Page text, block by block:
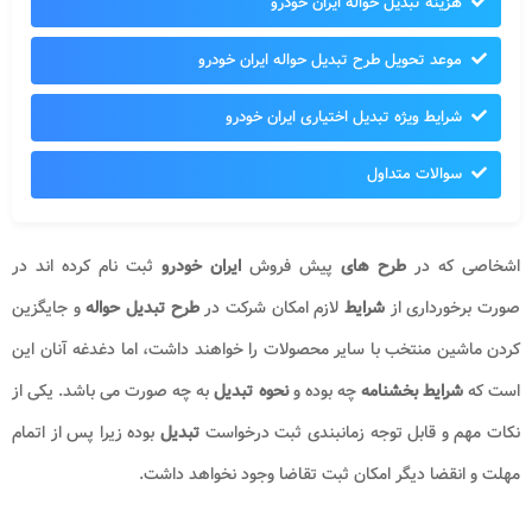
موعد تحویل طرح تبدیل حواله ایران خودرو
شرایط ویژه تبدیل اختیاری ایران خودرو
سوالات متداول
اشخاصی که در طرح های پیش فروش ایران خودرو ثبت نام کرده اند در
صورت برخورداری از شرایط لازم امکان شرکت درطرح تبدیل حوالهو جایگزین
کردن ماشین منتخب با سایر محصولات را خواهند داشت، اما دغدغه آنان این
است کهشرایط بخشنامهچه بوده ونحوه تبدیلبه چه صورت می باشد. یکی از
نکات مهم و قابل توجه زمانبندی ثبت درخواست تبدیل بوده زیرا پس از اتمام
مهلت و انقضا دیگر امکان ثبت تقاضا وجود نخواهد داشت.